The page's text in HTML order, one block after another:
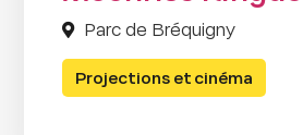
Parc de Bréquigny
Projections et cinéma